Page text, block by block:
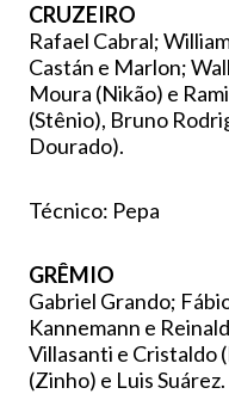
CRUZEIRO
Rafael Cabral;
Castán e Marlon;
Moura (Nikão) e
(Stênio), Bruno
Dourado).
Técnico: Pepa
GRÊMIO
Gabriel Grando;
Kannemann e
Villasanti e Cristaldo
(Zinho) e Luis Suárez.